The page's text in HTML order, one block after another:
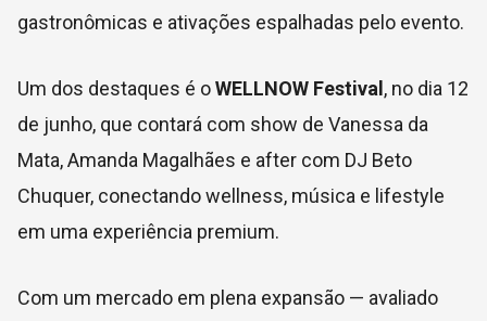
gastronômicas e ativações espalhadas pelo evento.
Um dos destaques é oWELLNOW Festival , no dia 12
de junho, que contará com show de Vanessa da
Mata, Amanda Magalhães e after com DJ Beto
Chuquer, conectando wellness, música e lifestyle
em uma experiência premium.
Com um mercado em plena expansão — avaliado